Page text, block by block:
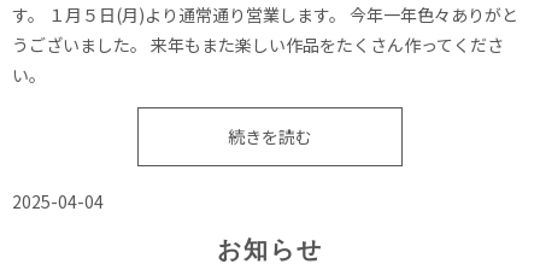
す。 １月５日(月)より通常通り営業します。 今年一年色々ありがと
うございました。 来年もまた楽しい作品をたくさん作ってくださ
い。
続きを読む
2025-04-04
お知らせ